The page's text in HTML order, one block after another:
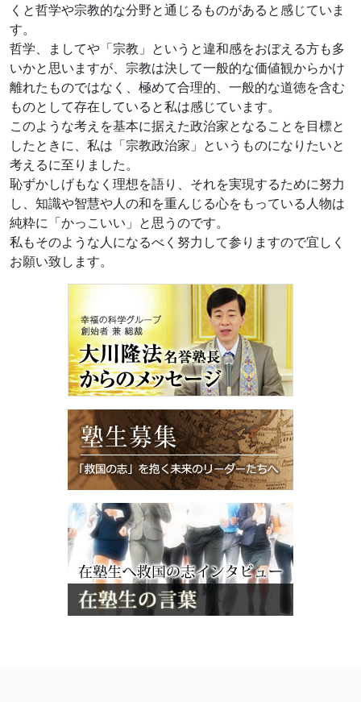
くと哲学や宗教的な分野と通じるものがあると感じていま
す。
哲学、ましてや「宗教」というと違和感をおぼえる方も多
いかと思いますが、宗教は決して一般的な価値観からかけ
離れたものではなく、極めて合理的、一般的な道徳を含む
ものとして存在していると私は感じています。
このような考えを基本に据えた政治家となることを目標と
したときに、私は「宗教政治家」というものになりたいと
考えるに至りました。
恥ずかしげもなく理想を語り、それを実現するために努力
し、知識や智慧や人の和を重んじる心をもっている人物は
純粋に「かっこいい」と思うのです。
私もそのような人になるべく努力して参りますので宜しく
お願い致します。